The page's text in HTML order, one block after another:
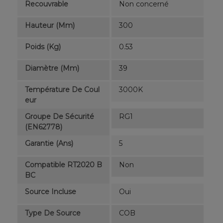
Recouvrable Non concerné
Hauteur (mm) 300
Poids (kg) 0.53
Diamètre (mm) 39
Température De Coul
Eur
3000K
Groupe De Sécurité
(EN62778)
RG1
Garantie (ans) 5
Compatible RT2020 B
BC
Non
Source Incluse Oui
Type De Source COB